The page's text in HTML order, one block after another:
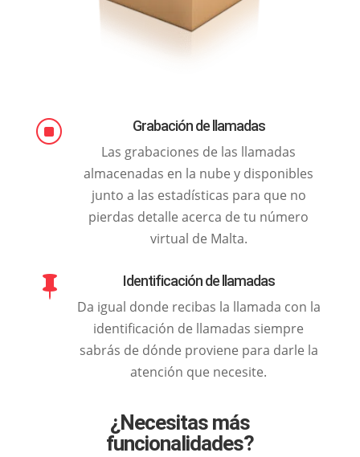
] Grabación de llamadas
Las grabaciones de las llamadas
almacenadas en la nube y disponibles
junto a las estadísticas para que no
pierdas detalle acerca de tu número
virtual de Malta.
 Identificación de llamadas
Da igual donde recibas la llamada con la
identificación de llamadas siempre
sabrás de dónde proviene para darle la
atención que necesite.
¿Necesitas más
funcionalidades?